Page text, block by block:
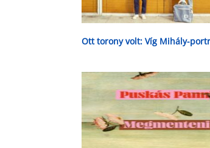
Ott torony volt: Víg Mihály-